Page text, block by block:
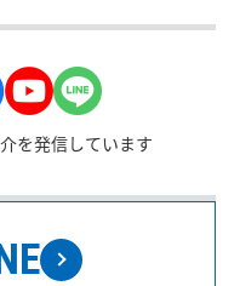
を発信しています